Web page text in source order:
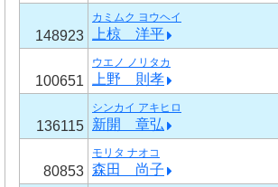
148923
カミムク ヨウヘイ
上椋 洋平
100651
ウエノ ノリタカ
上野 則孝
136115
シンカイ アキヒロ
新開 章弘
80853
モリタ ナオコ
森田 尚子